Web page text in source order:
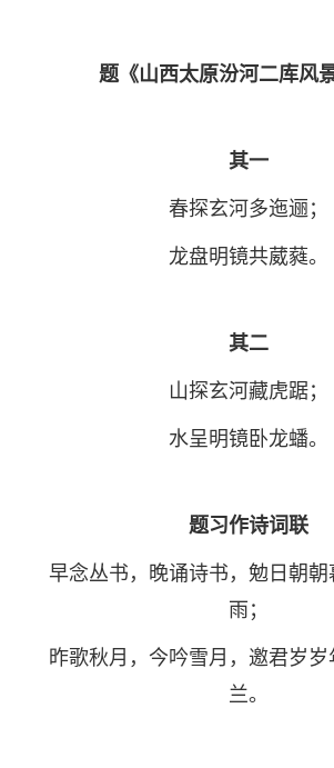
题《山西太原汾河二库风
其一
春探玄河多迤逦；
龙盘明镜共葳蕤。
其二
山探玄河藏虎踞；
水呈明镜卧龙蟠。
题习作诗词联
早念丛书，晚诵诗书，勉日朝朝
雨；
昨歌秋月，今吟雪月，邀君岁
兰。